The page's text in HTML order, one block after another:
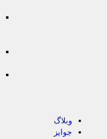
وبلاگ
جوایز